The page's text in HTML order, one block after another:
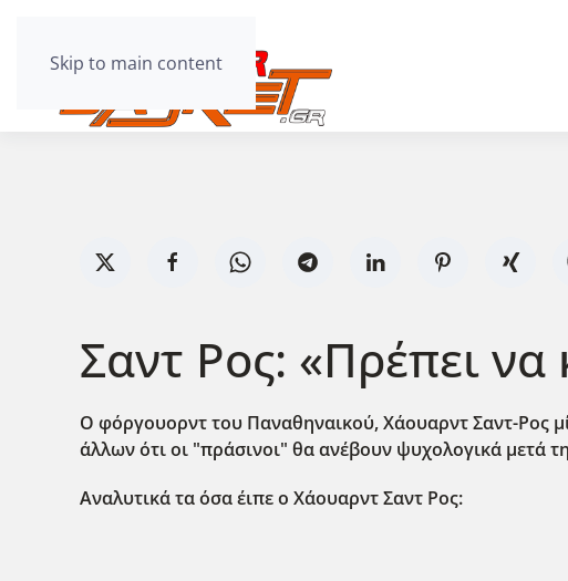
Skip to main content
Σαντ Ρος: «Πρέπει
Ο φόργουορντ του Παναθηναικού, Χάουαρντ Σαντ-Ρος
άλλων ότι οι "πράσινοι" θα ανέβουν ψυχολογικά μετά
Αναλυτικά τα όσα έιπε ο Χάουαρντ Σαντ Ρος: